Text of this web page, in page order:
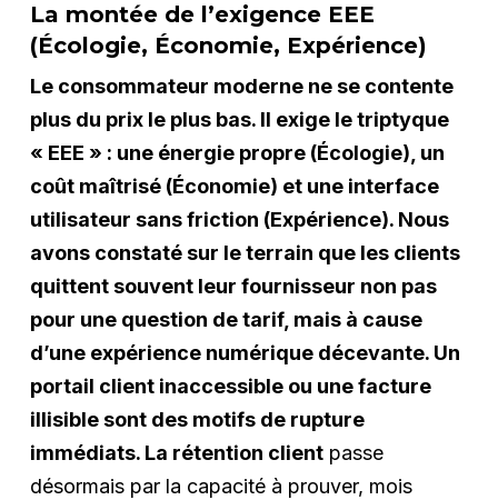
La montée de l’exigence EEE
(Écologie, Économie, Expérience)
Le consommateur moderne ne se contente
plus du prix le plus bas. Il exige le triptyque
« EEE » : une énergie propre (Écologie), un
coût maîtrisé (Économie) et une interface
utilisateur sans friction (Expérience). Nous
avons constaté sur le terrain que les clients
quittent souvent leur fournisseur non pas
pour une question de tarif, mais à cause
d’une expérience numérique décevante. Un
portail client inaccessible ou une facture
illisible sont des motifs de rupture
immédiats. La rétention clientpasse
désormais par la capacité à prouver, mois